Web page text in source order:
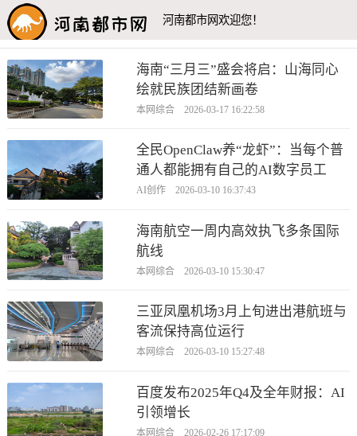
河南都市网欢迎您！
海南“三月三”盛会将启：山海同心
绘就民族团结新画卷
本网综合 2026-03-17 16:22:58
全民OpenClaw养“龙虾”：当每个普
通人都能拥有自己的AI数字员工
AI创作 2026-03-10 16:37:43
海南航空一周内高效执飞多条国际
航线
本网综合 2026-03-10 15:30:47
三亚凤凰机场3月上旬进出港航班与
客流保持高位运行
本网综合 2026-03-10 15:27:48
百度发布2025年Q4及全年财报：AI
引领增长
本网综合 2026-02-26 17:17:09